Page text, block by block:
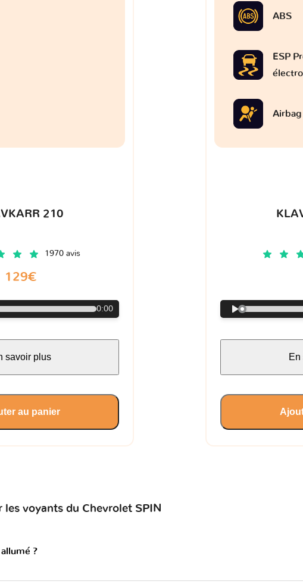
210
1970 avis
129€
0:00
savoir plus
au panier
ABS
ESP
Airbag
voyants du Chevrolet SPIN
?